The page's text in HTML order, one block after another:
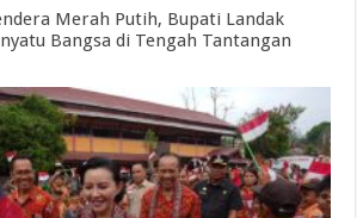
Merah Putih, Bupati Landak
Bangsa di Tengah Tantangan